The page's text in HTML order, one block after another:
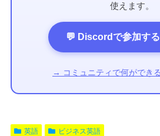
使えます。
💬 Discordで参加する
→ コミュニティで何ができ
英語 ビジネス英語